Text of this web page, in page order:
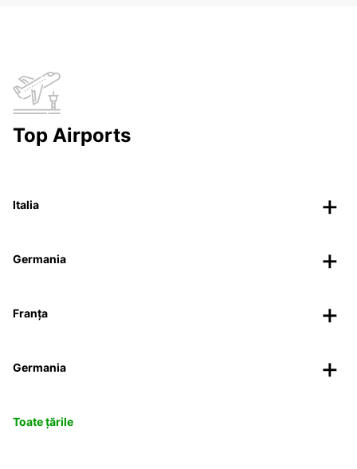
Top Airports
Italia
Germania
Franța
Germania
Toate țările